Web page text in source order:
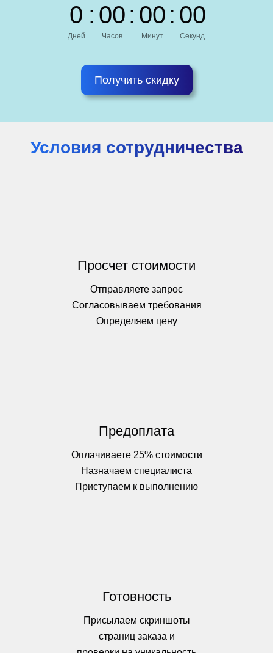
0
Дней
: 00
Часов
: 00
Минут
: 00
Секунд
Получить скидку
Условия сотрудничества
Просчет стоимости
Отправляете запрос
Согласовываем требования
Определяем цену
Предоплата
Оплачиваете 25% стоимости
Назначаем специалиста
Приступаем к выполнению
Готовность
Присылаем скриншоты
страниц заказа и